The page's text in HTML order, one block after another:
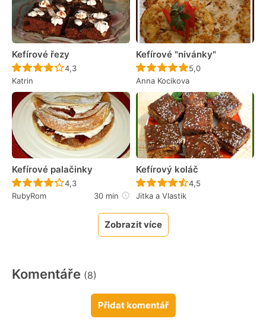
Kefírové řezy
Recept ještě nebyl hodnocen
4,3
Katrin
Kefírové "nivánky"
Recept ještě nebyl
5,0
Anna Kocikova
Kefírové palačinky
Recept ještě nebyl hodnocen
4,3
RubyRom
30 min
Kefírový koláč
Recept ještě nebyl
4,5
Jitka a Vlastik
Zobrazit více
Komentáře (8)
Přidat komentář